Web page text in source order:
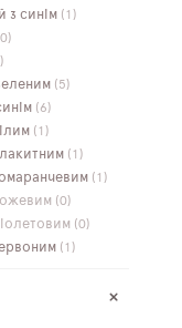
з синім (1)
(5)
(6)
(1)
(1)
(1)
(0)
(0)
(1)